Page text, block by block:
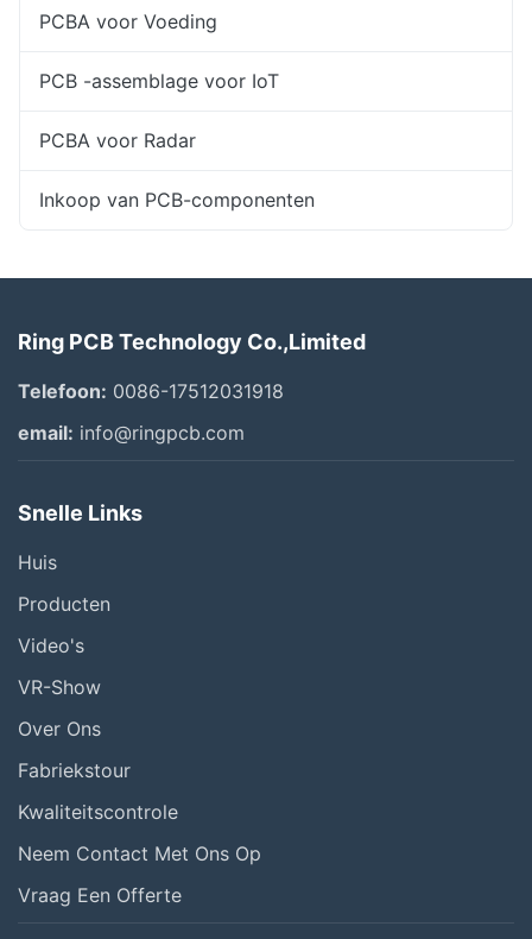
PCBA voor Voeding
PCB -assemblage voor IoT
PCBA voor Radar
Inkoop van PCB-componenten
Ring PCB Technology Co.,Limited
Telefoon: 0086-17512031918
email: info@ringpcb.com
Snelle Links
Huis
Producten
Video's
VR-Show
Over Ons
Fabriekstour
Kwaliteitscontrole
Neem Contact Met Ons Op
Vraag Een Offerte